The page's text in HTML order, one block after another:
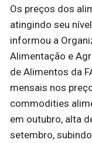
Os preços dos
atingindo seu
informou a
Alimentação e
de Alimentos da
mensais nos
commodities
em outubro, alta
setembro,